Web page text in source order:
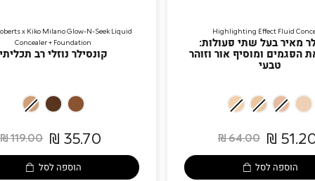
Highlighting Effect Fluid
מאיר בעל שתי פעולות:
הפגמים ומוסיף אור וזוהר
טבעי
01
04
Beige
03
02
51.20
64.00 ₪
הוספה לסל
x Kiko Milano Glow-N-Seek Liquid
Concealer + Foundation
קונסילר נוזלי רב תכליתי
05
06
04
Beige
35.70 ₪
119.00 ₪
הוספה לסל